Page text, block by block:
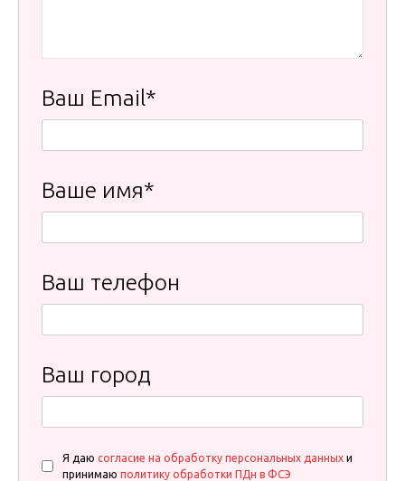
Ваш Email*
Ваше имя*
Ваш телефон
Ваш город
Я даю согласие на обработку персональных данных и
принимаю политику обработки ПДн в ФСЭ